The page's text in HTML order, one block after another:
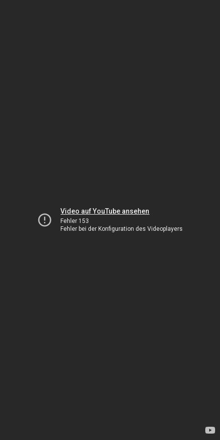
Video auf YouTube ansehen
Fehler 153
Fehler bei der Konfiguration des Videoplayers